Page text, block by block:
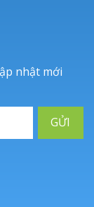
nhật mới
GỬI